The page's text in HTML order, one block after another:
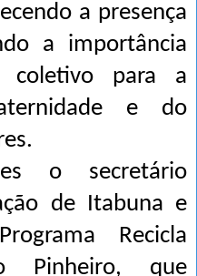
a presença
a importância
coletivo para a
e do
o secretário
de Itabuna e
Recicla
Pinheiro, que